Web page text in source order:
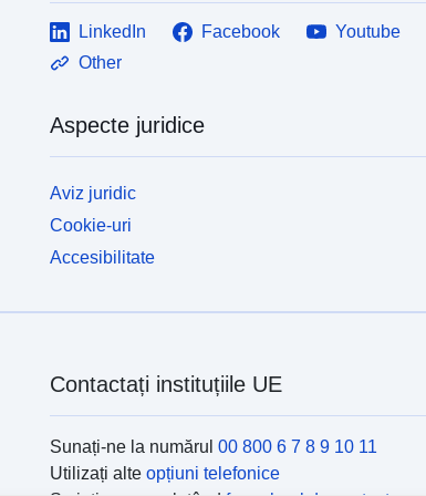
LinkedIn
Facebook
Youtube
Other
Aspecte juridice
Aviz juridic
Cookie-uri
Accesibilitate
Contactați instituțiile UE
Sunați-ne la numărul 00 800 6 7 8 9 10 11
Utilizați alte opțiuni telefonice